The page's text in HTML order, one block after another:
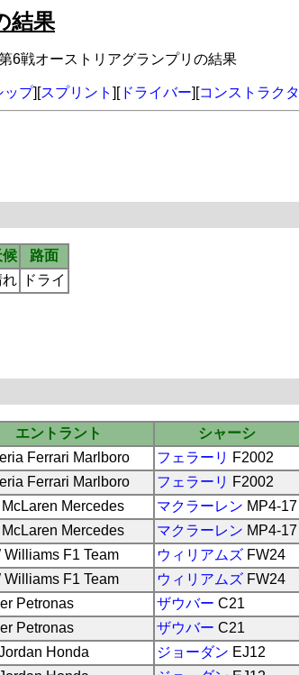
結果
6戦オーストリアグランプリの結果
ップ][スプリント ][ドライバー][コンストラクタ
候
路面
れ ドライ
エントラント シャーシ
Ferrari Marlboro フェラーリ F2002
Ferrari Marlboro フェラーリ F2002
Mercedes マクラーレン MP4-17
Mercedes マクラーレン MP4-17
Williams F1 Team ウィリアムズ FW24
Williams F1 Team ウィリアムズ FW24
Petronas ザウバー C21
Petronas ザウバー C21
Honda ジョーダン EJ12